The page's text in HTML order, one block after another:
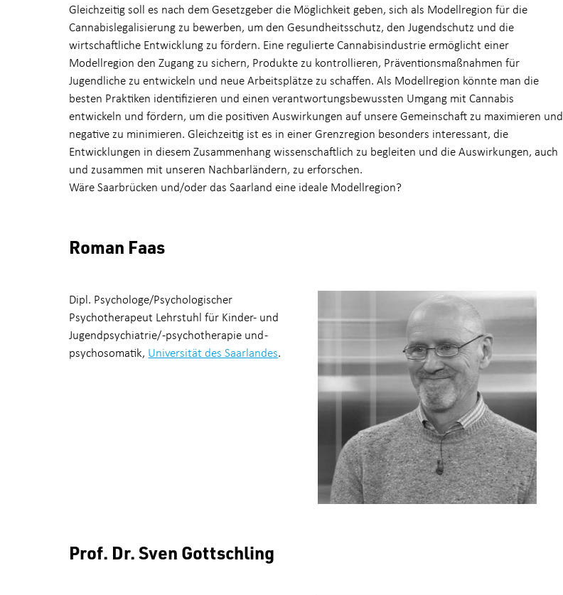
Gleichzeitig soll es nach dem Gesetzgeber die Möglichkeit geben, sich als Modellregion für die
Cannabislegalisierung zu bewerben, um den Gesundheitsschutz, den Jugendschutz und die
wirtschaftliche Entwicklung zu fördern. Eine regulierte Cannabisindustrie ermöglicht einer
Modellregion den Zugang zu sichern, Produkte zu kontrollieren, Präventionsmaßnahmen für
Jugendliche zu entwickeln und neue Arbeitsplätze zu schaffen. Als Modellregion könnte man die
besten Praktiken identifizieren und einen verantwortungsbewussten Umgang mit Cannabis
entwickeln und fördern, um die positiven Auswirkungen auf unsere Gemeinschaft zu maximieren und
negative zu minimieren. Gleichzeitig ist es in einer Grenzregion besonders interessant, die
Entwicklungen in diesem Zusammenhang wissenschaftlich zu begleiten und die Auswirkungen, auch
und zusammen mit unseren Nachbarländern, zu erforschen.
Wäre Saarbrücken und/oder das Saarland eine ideale Modellregion?
Roman Faas
Dipl. Psychologe/Psychologischer
Psychotherapeut Lehrstuhl für Kinder- und
Jugendpsychiatrie/ -psychotherapie und -
psychosomatik, Universität des Saarlandes.
Prof. Dr. Sven Gottschling